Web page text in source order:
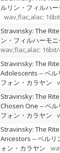
ルリン・フィルハ
wav,flac,alac:
Stravinsky: The
ン・フィルハーモ
wav,flac,alac: 16bit/
Stravinsky: The
Adolescents --ベル
フォン・カラヤン
Stravinsky: The
Chosen One --ベル
フォン・カラヤン
Stravinsky: The
Ancestors --ベルリ
ォン・カラヤン